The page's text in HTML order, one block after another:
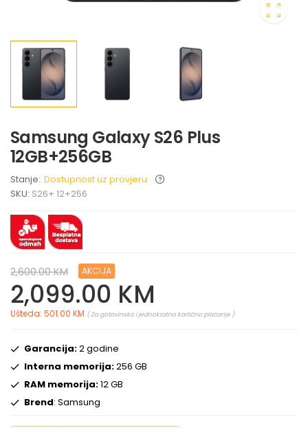
Samsung Galaxy S26 Plus
12GB+256GB
Stanje: Dostupnost uz provjeru
SKU: S26+ 12+256
2,600.00 KM AKCIJA
2,099.00 KM
Ušteda: 501.00 KM ( Za gotovinsko i jednokratno kartično plaćanje )
Garancija:2 godine
Interna memorija:256 GB
RAM memorija:12 GB
Brend: Samsung